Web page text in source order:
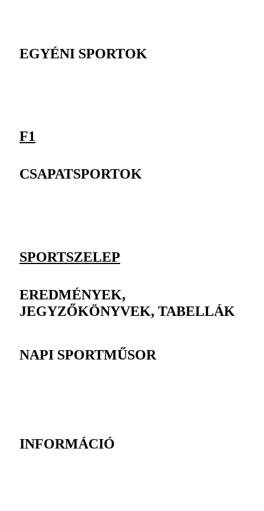
EGYÉNI SPORTOK
F1
CSAPATSPORTOK
SPORTSZELEP
EREDMÉNYEK,
JEGYZŐKÖNYVEK, TABELLÁK
NAPI SPORTMŰSOR
INFORMÁCIÓ